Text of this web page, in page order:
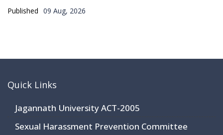
Published 09 Aug, 2026
Quick Links
Jagannath University ACT-2005
Sexual Harassment Prevention Committee